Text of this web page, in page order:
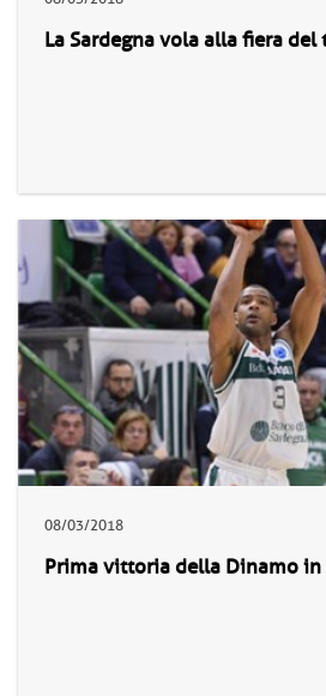
La Sardegna vola alla fiera
08/03/2018
Prima vittoria della Dinamo in